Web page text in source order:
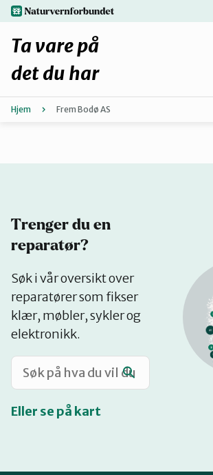
Hopp
til
hovedinnhold
Forbehold
Hvorfor reparere?
Katalog
Mitt navn
naturvernforbundet.no
Ta vare på
det du har
Hjem Frem Bodø AS
Trenger du en
reparatør?
Søk i vår oversikt over
reparatører som fikser
klær, møbler, sykler og
elektronikk.
Eller se på kart
på
kart